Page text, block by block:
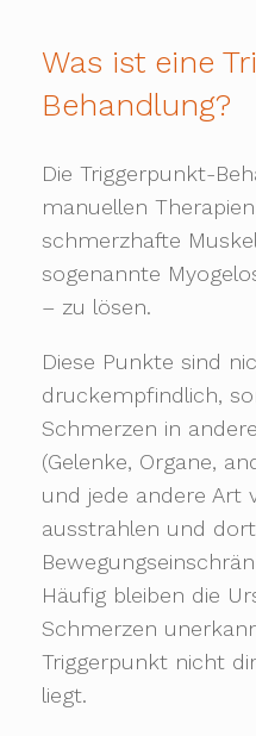
Was ist eine
Behandlung?
Die Triggerpunkt-
manuellen
schmerzhafte
sogenannte
– zu lösen.
Diese Punkte sind
druckempfindlich,
Schmerzen in
(Gelenke, Organe,
und jede andere Art
ausstrahlen und
Häufig bleiben die
Schmerzen
Triggerpunkt nicht
liegt.